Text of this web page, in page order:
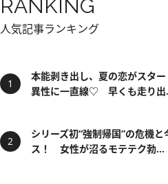
RANKING
人気記事ランキング
本能剥き出し、夏の恋がスタ
異性に一直線♡ 早くも走り出
シリーズ初“強制帰国”の危機と
ス！ 女性が沼るモテテク勃...